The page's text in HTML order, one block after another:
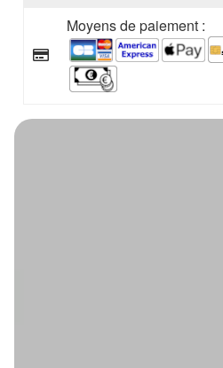
Moyens de paiement :